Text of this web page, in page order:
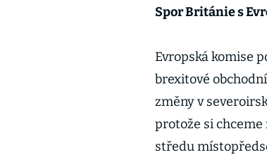
Spor Británie s
Evropská komise
brexitové
změny v
protože si chceme
středu